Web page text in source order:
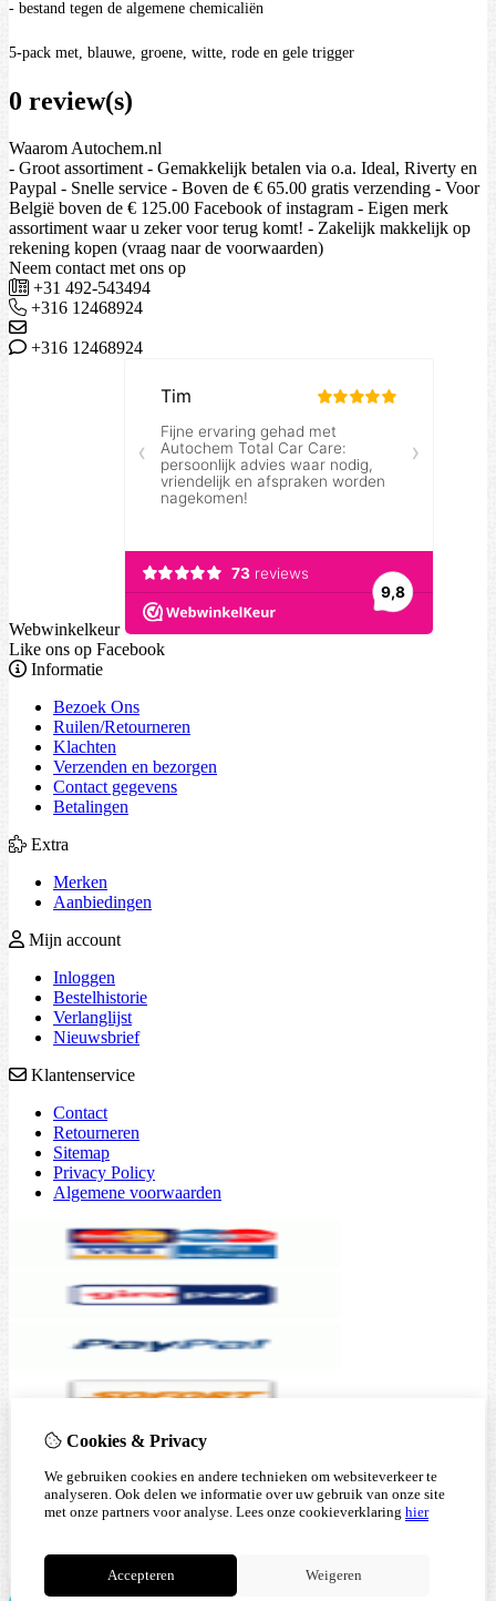
- bestand tegen de algemene chemicaliën
5-pack met, blauwe, groene, witte, rode en gele trigger
0 review(s)
Waarom Autochem.nl
- Groot assortiment - Gemakkelijk betalen via o.a. Ideal, Riverty en
Paypal - Snelle service - Boven de € 65.00 gratis verzending - Voor
België boven de € 125.00 Facebook of instagram - Eigen merk
assortiment waar u zeker voor terug komt! - Zakelijk makkelijk op
rekening kopen (vraag naar de voorwaarden)
Neem contact met ons op
+31 492-543494
+316 12468924
+316 12468924
Webwinkelkeur
Like ons op Facebook
Informatie
Bezoek Ons
Ruilen/Retourneren
Klachten
Verzenden en bezorgen
Contact gegevens
Betalingen
Extra
Merken
Aanbiedingen
Mijn account
Inloggen
Bestelhistorie
Verlanglijst
Nieuwsbrief
Klantenservice
Contact
Retourneren
Sitemap
Privacy Policy
Algemene voorwaarden
Cookies & Privacy
We gebruiken cookies en andere technieken om websiteverkeer te
analyseren. Ook delen we informatie over uw gebruik van onze site
met onze partners voor analyse. Lees onze cookieverklaring hier
Accepteren Weigeren